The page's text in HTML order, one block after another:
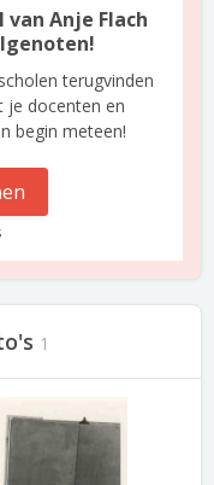
Anje Flach
terugvinden
je docenten en
begin meteen!
1